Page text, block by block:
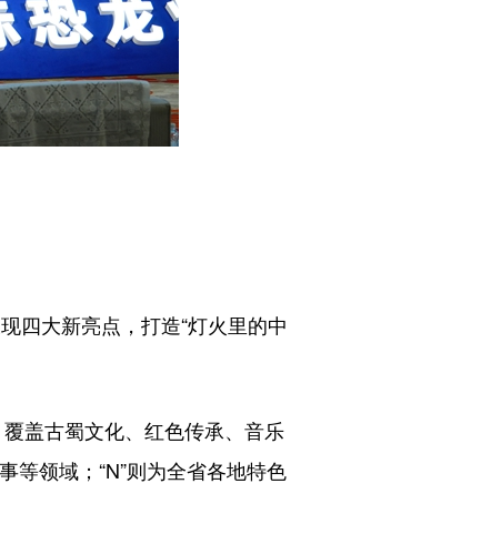
四大新亮点，打造“灯火里的中
盖古蜀文化、红色传承、音乐
等领域；“N”则为全省各地特色